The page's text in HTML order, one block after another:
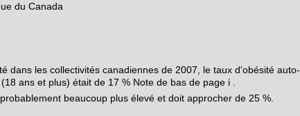
du Canada
dans les collectivités canadiennes de 2007, le taux d'obésité auto-
ans et plus) était de 17 % Note de bas de page i .
beaucoup plus élevé et doit approcher de 25 %.